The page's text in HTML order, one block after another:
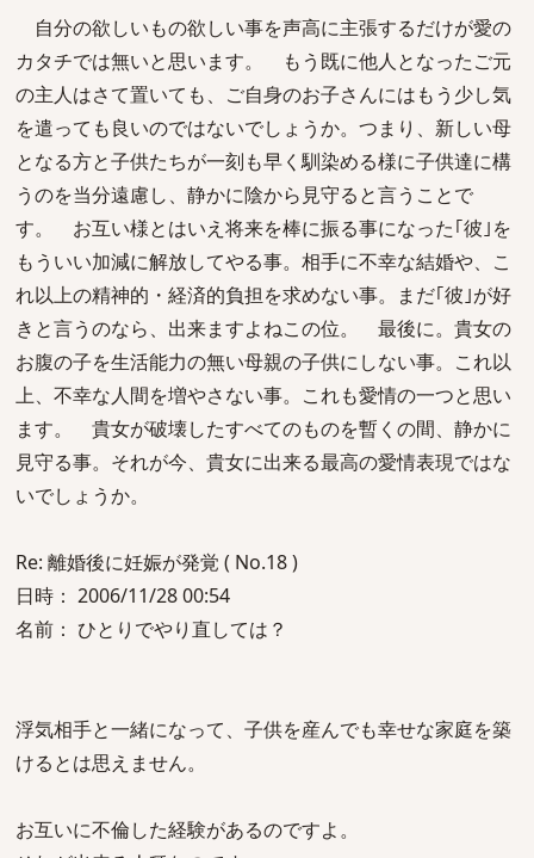
自分の欲しいもの欲しい事を声高に主張するだけが愛の
カタチでは無いと思います。 もう既に他人となったご元
の主人はさて置いても、ご自身のお子さんにはもう少し気
を遣っても良いのではないでしょうか。つまり、新しい母
となる方と子供たちが一刻も早く馴染める様に子供達に構
うのを当分遠慮し、静かに陰から見守ると言うことで
す。 お互い様とはいえ将来を棒に振る事になった｢彼｣を
もういい加減に解放してやる事。相手に不幸な結婚や、こ
れ以上の精神的・経済的負担を求めない事。まだ｢彼｣が好
きと言うのなら、出来ますよねこの位。 最後に。貴女の
お腹の子を生活能力の無い母親の子供にしない事。これ以
上、不幸な人間を増やさない事。これも愛情の一つと思い
ます。 貴女が破壊したすべてのものを暫くの間、静かに
見守る事。それが今、貴女に出来る最高の愛情表現ではな
いでしょうか。
Re: 離婚後に妊娠が発覚 ( No.18 )
日時： 2006/11/28 00:54
名前： ひとりでやり直しては？
浮気相手と一緒になって、子供を産んでも幸せな家庭を築
けるとは思えません。
お互いに不倫した経験があるのですよ。